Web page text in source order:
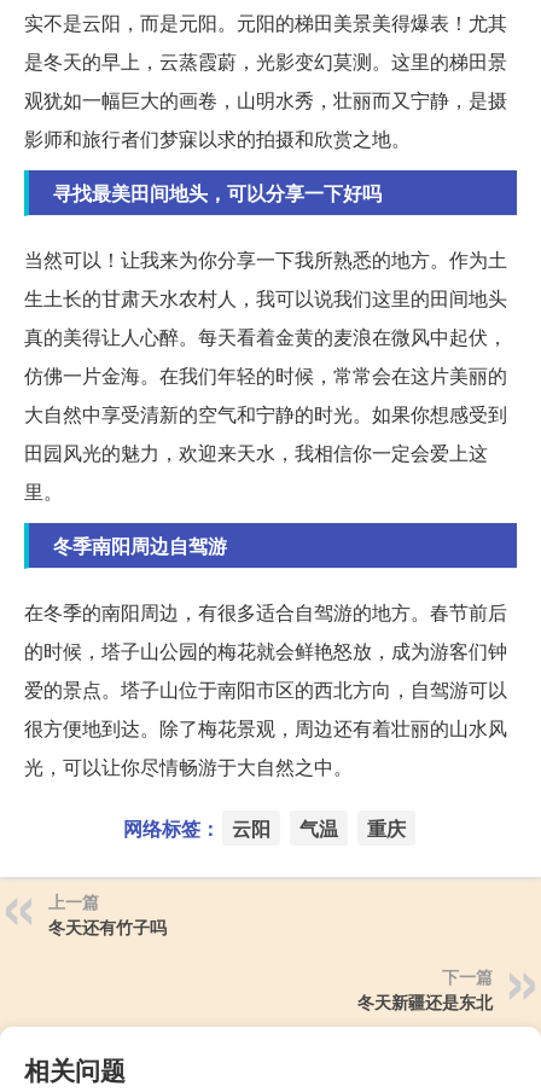
实不是云阳，而是元阳。元阳的梯田美景美得爆表！尤其
是冬天的早上，云蒸霞蔚，光影变幻莫测。这里的梯田景
观犹如一幅巨大的画卷，山明水秀，壮丽而又宁静，是摄
影师和旅行者们梦寐以求的拍摄和欣赏之地。
寻找最美田间地头，可以分享一下好吗
当然可以！让我来为你分享一下我所熟悉的地方。作为土
生土长的甘肃天水农村人，我可以说我们这里的田间地头
真的美得让人心醉。每天看着金黄的麦浪在微风中起伏，
仿佛一片金海。在我们年轻的时候，常常会在这片美丽的
大自然中享受清新的空气和宁静的时光。如果你想感受到
田园风光的魅力，欢迎来天水，我相信你一定会爱上这
里。
冬季南阳周边自驾游
在冬季的南阳周边，有很多适合自驾游的地方。春节前后
的时候，塔子山公园的梅花就会鲜艳怒放，成为游客们钟
爱的景点。塔子山位于南阳市区的西北方向，自驾游可以
很方便地到达。除了梅花景观，周边还有着壮丽的山水风
光，可以让你尽情畅游于大自然之中。
网络标签： 云阳 气温 重庆
上一篇
冬天还有竹子吗
下一篇
冬天新疆还是东北
相关问题